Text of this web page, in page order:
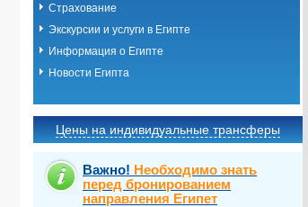
Страхование
Экскурсии и услуги в Египте
Информация о Египте
Новости Египта
Цены на индивидуальные трансферы
Важно! Необходимо знать
перед бронированием
направления Египет